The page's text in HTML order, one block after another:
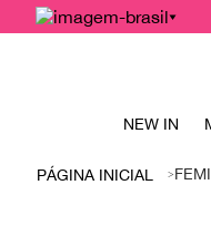
NEW IN